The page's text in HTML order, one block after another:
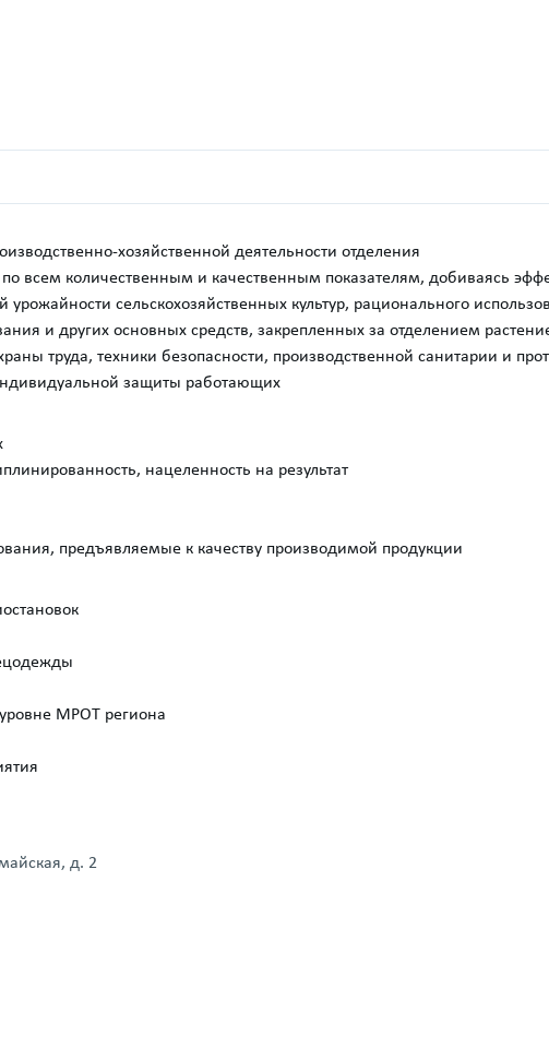
хозяйственной деятельности отделения
всем количественным и качественным показателям, добиваясь
сельскохозяйственных культур, рационального
и других основных средств, закрепленных за отделением
труда, техники безопасности, производственной санитарии и
защиты работающих
нацеленность на результат
предъявляемые к качеству производимой продукции
МРОТ региона
д. 2